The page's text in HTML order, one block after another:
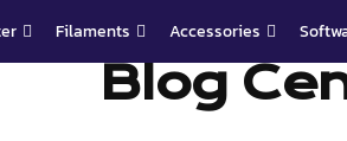
Filaments Accessories
Blog